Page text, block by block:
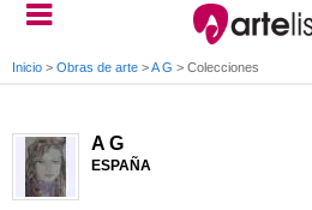
Inicio > Obras de arte >A G > Colecciones
A G
ESPAÑA